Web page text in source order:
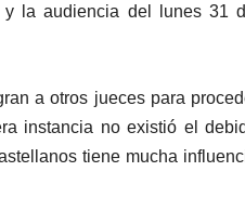
y la audiencia del lunes 31
a otros jueces para
instancia no existió el
tiene mucha